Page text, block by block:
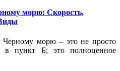
морю: Скорость,
морю – это не просто
пункт Б; это полноценное